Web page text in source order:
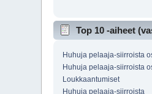
Top 10 -aiheet
Huhuja pelaaja-siirroista
Huhuja pelaaja-siirroista
Loukkaantumiset
Huhuja pelaaja-siirroista